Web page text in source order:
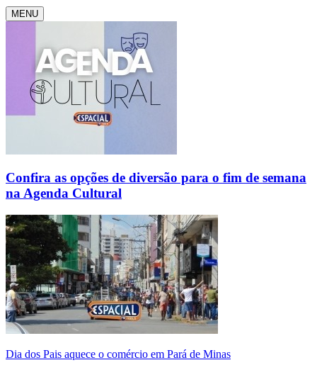
MENU
Confira as opções de diversão para o fim de semana
na Agenda Cultural
Dia dos Pais aquece o comércio em Pará de Minas